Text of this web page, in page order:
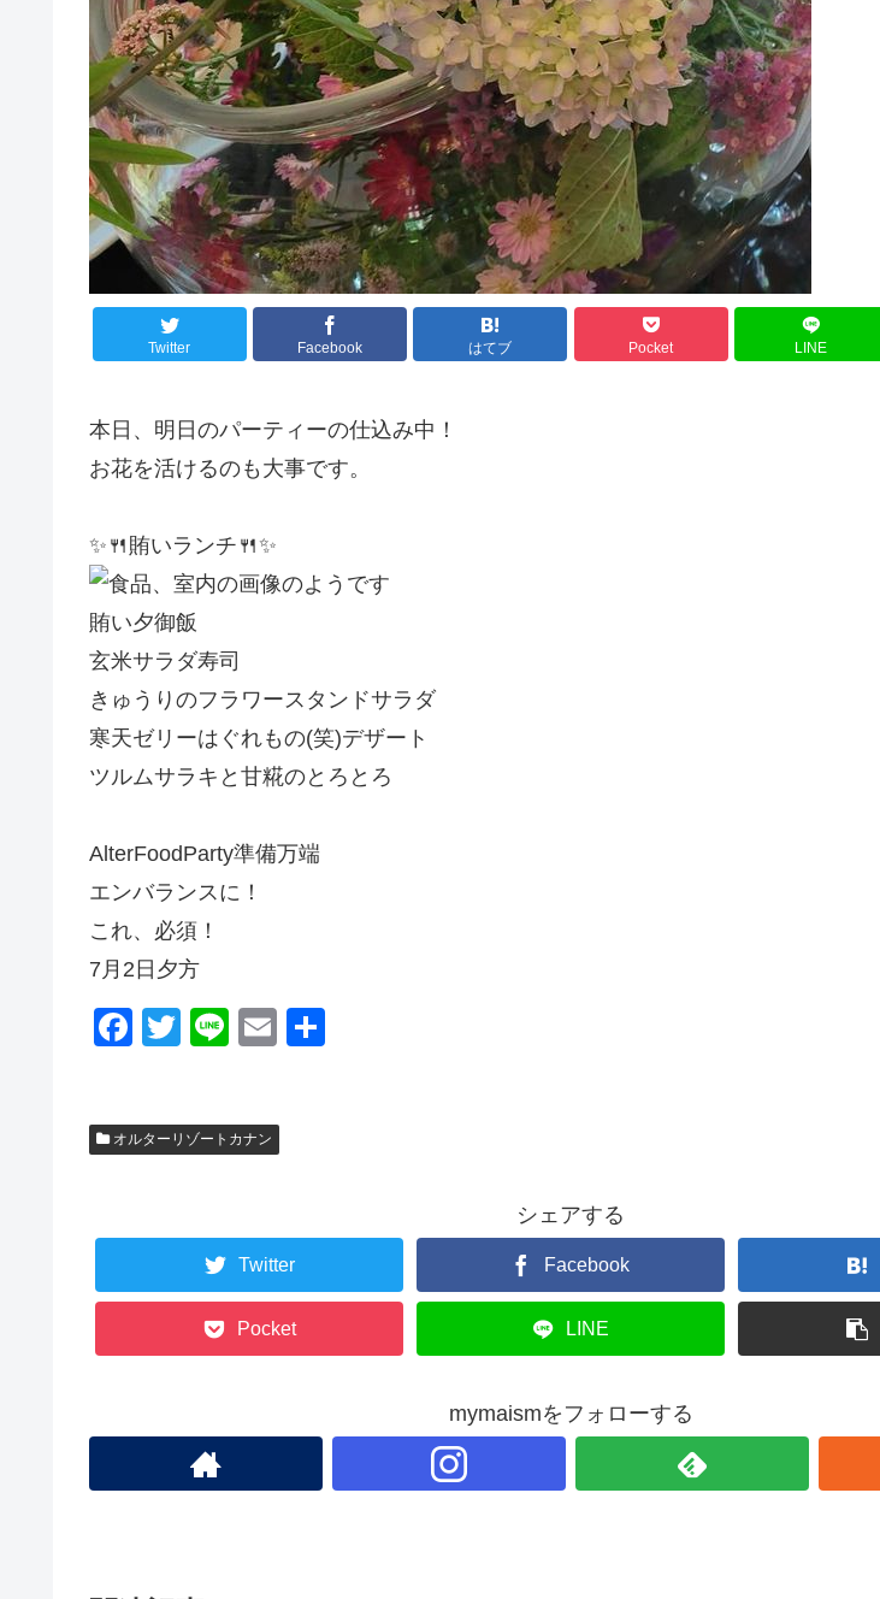
Twitter Facebook はてブ Pocket LINE
本日、明日のパーティーの仕込み中！
お花を活けるのも大事です。
✨🍴賄いランチ🍴✨
賄い夕御飯
玄米サラダ寿司
きゅうりのフラワースタンドサラダ
寒天ゼリーはぐれもの(笑)デザート
ツルムサラキと甘糀のとろとろ
AlterFoodParty準備万端
エンバランスに！
これ、必須！
7月2日夕方
F
e
k
T
er
Li
E
オルターリゾートカナン
シェアする
Twitter Facebook
Pocket LINE
mymaismをフォローする